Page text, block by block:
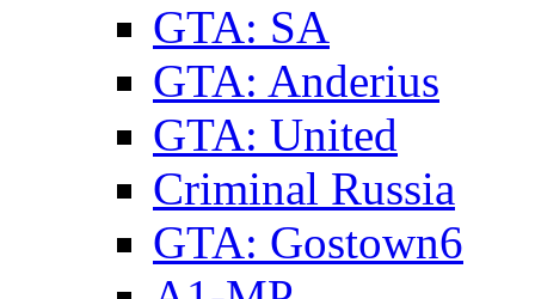
GTA: SA
GTA: Anderius
GTA: United
Criminal Russia
GTA: Gostown6